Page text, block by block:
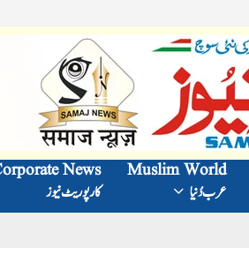
Muslim World
عرب دُنیا
News
کارپوریٹ نیوز